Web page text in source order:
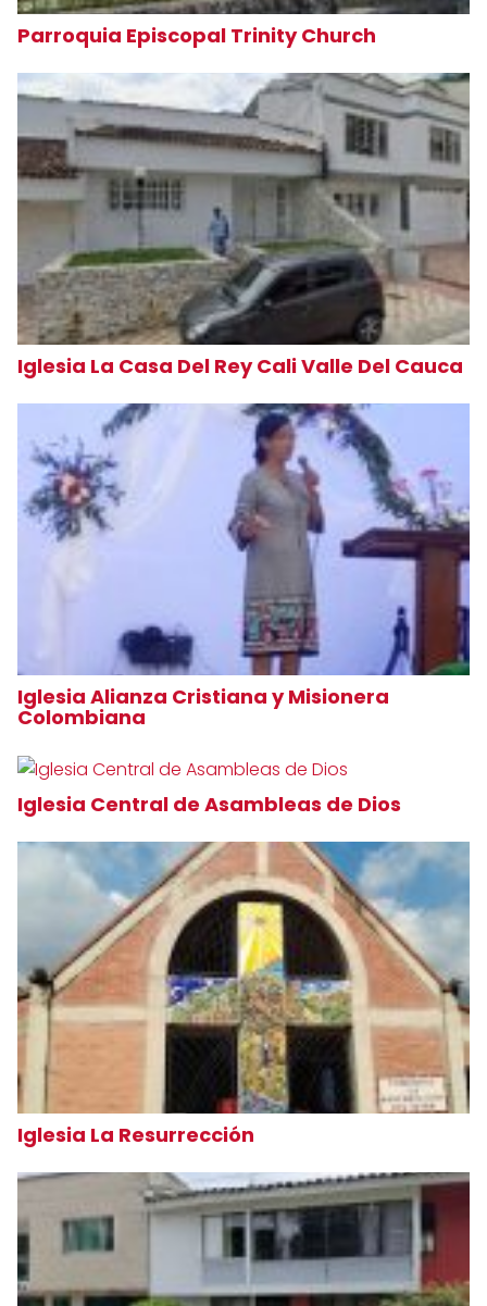
Parroquia Episcopal Trinity Church
Iglesia La Casa Del Rey Cali Valle Del Cauca
Iglesia Alianza Cristiana y Misionera
Colombiana
Iglesia Central de Asambleas de Dios
Iglesia La Resurrección